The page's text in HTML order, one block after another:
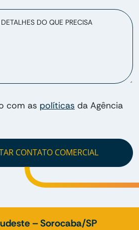
DO QUE PRECISA
com as políticas da Agência
CONTATO COMERCIAL
– Sorocaba/SP